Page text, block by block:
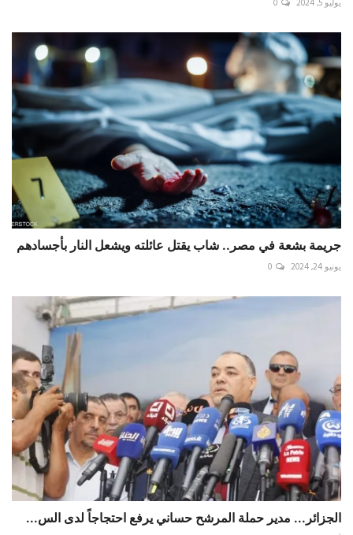
يوليو 5, 2024 0
جريمة بشعة في مصر.. شاب يقتل عائلته ويشعل النار بأجسادهم
يونيو 24, 2024 0
الجزائر... مدير حملة المرشح حساني يرفع احتجاجاً لدى الس...